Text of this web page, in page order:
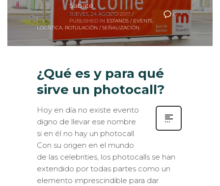
0
Sabaté
JUEVES, 24 AGOSTO 2017 /
PUBLISHED IN ESTANDS / EVENTS,
LOGÍSTICA, ROTULACIÓN / SEÑALIZACIÓN
¿Qué es y para qué
sirve un photocall?
Hoy en día no existe evento
digno de llevar ese nombre
si en él no hay un photocall.
Con su origen en el mundo
de las celebrities, los photocalls se han
extendido por todas partes como un
elemento imprescindible para dar